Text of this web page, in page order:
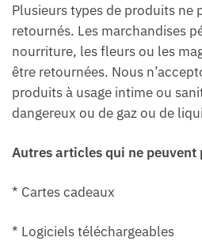
Plusieurs types de produits ne
retournés. Les marchandises
nourriture, les fleurs ou les
être retournées. Nous
produits à usage intime ou
dangereux ou de gaz ou de
Autres articles qui ne peuvent
* Cartes cadeaux
* Logiciels téléchargeables